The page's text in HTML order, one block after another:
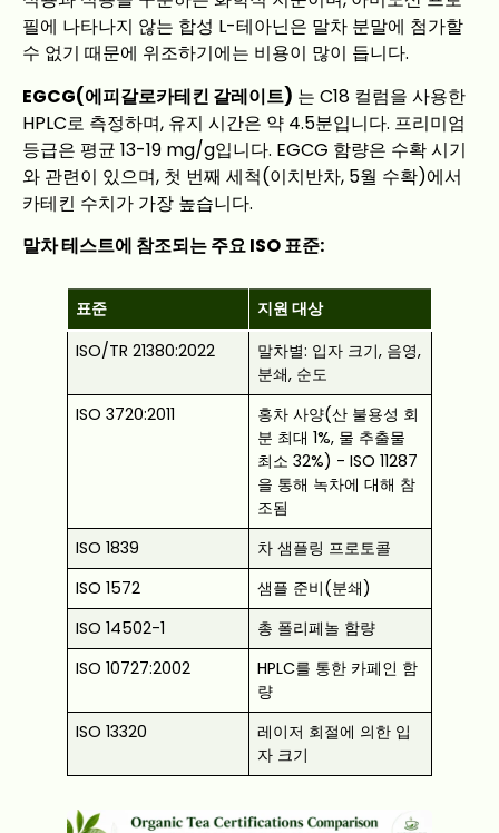
필에 나타나지 않는 합성 L-테아닌은 말차 분말에 첨가할
수 없기 때문에 위조하기에는 비용이 많이 듭니다.
EGCG(에피갈로카테킨 갈레이트) 는 C18 컬럼을 사용한
HPLC로 측정하며, 유지 시간은 약 4.5분입니다. 프리미엄
등급은 평균 13-19 mg/g입니다. EGCG 함량은 수확 시기
와 관련이 있으며, 첫 번째 세척(이치반차, 5월 수확)에서
카테킨 수치가 가장 높습니다.
말차 테스트에 참조되는 주요 ISO 표준:
표준
지원 대상
ISO/TR 21380:2022
말차별: 입자 크기, 음영,
분쇄, 순도
ISO 3720:2011
홍차 사양(산 불용성 회
분 최대 1%, 물 추출물
최소 32%) - ISO 11287
을 통해 녹차에 대해 참
조됨
ISO 1839
차 샘플링 프로토콜
ISO 1572
샘플 준비(분쇄)
ISO 14502-1
총 폴리페놀 함량
ISO 10727:2002
HPLC를 통한 카페인 함
량
ISO 13320
레이저 회절에 의한 입
자 크기